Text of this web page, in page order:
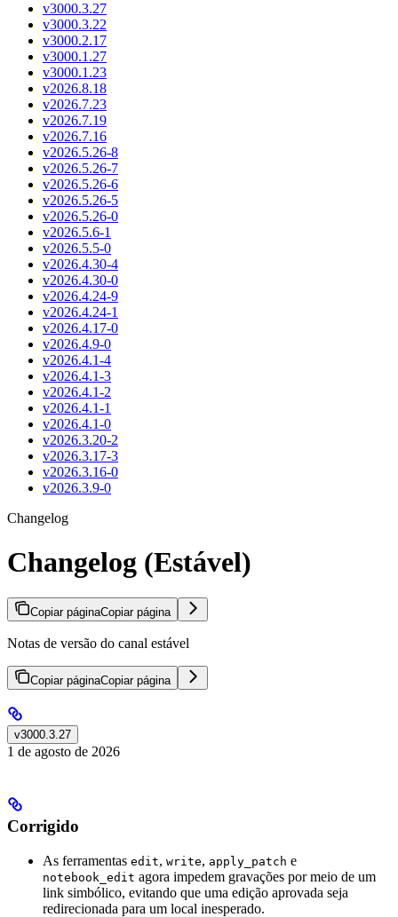
v3000.3.27
v3000.3.22
v3000.2.17
v3000.1.27
v3000.1.23
v2026.8.18
v2026.7.23
v2026.7.19
v2026.7.16
v2026.5.26-8
v2026.5.26-7
v2026.5.26-6
v2026.5.26-5
v2026.5.26-0
v2026.5.6-1
v2026.5.5-0
v2026.4.30-4
v2026.4.30-0
v2026.4.24-9
v2026.4.24-1
v2026.4.17-0
v2026.4.9-0
v2026.4.1-4
v2026.4.1-3
v2026.4.1-2
v2026.4.1-1
v2026.4.1-0
v2026.3.20-2
v2026.3.17-3
v2026.3.16-0
v2026.3.9-0
Changelog
Changelog (Estável)
Copiar páginaCopiar página
Notas de versão do canal estável
Copiar páginaCopiar página
v3000.3.27
1 de agosto de 2026
Corrigido
As ferramentas edit, write, apply_patch e
notebook_edit agora impedem gravações por meio de um
link simbólico, evitando que uma edição aprovada seja
redirecionada para um local inesperado.